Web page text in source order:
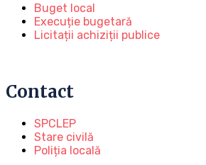
Buget local
Execuție bugetară
Licitații achiziții publice
Contact
SPCLEP
Stare civilă
Poliția locală